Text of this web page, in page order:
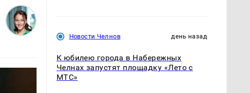
Новости Челнов день назад
К юбилею города в Набережных
Челнах запустят площадку «Лето с
МТС»